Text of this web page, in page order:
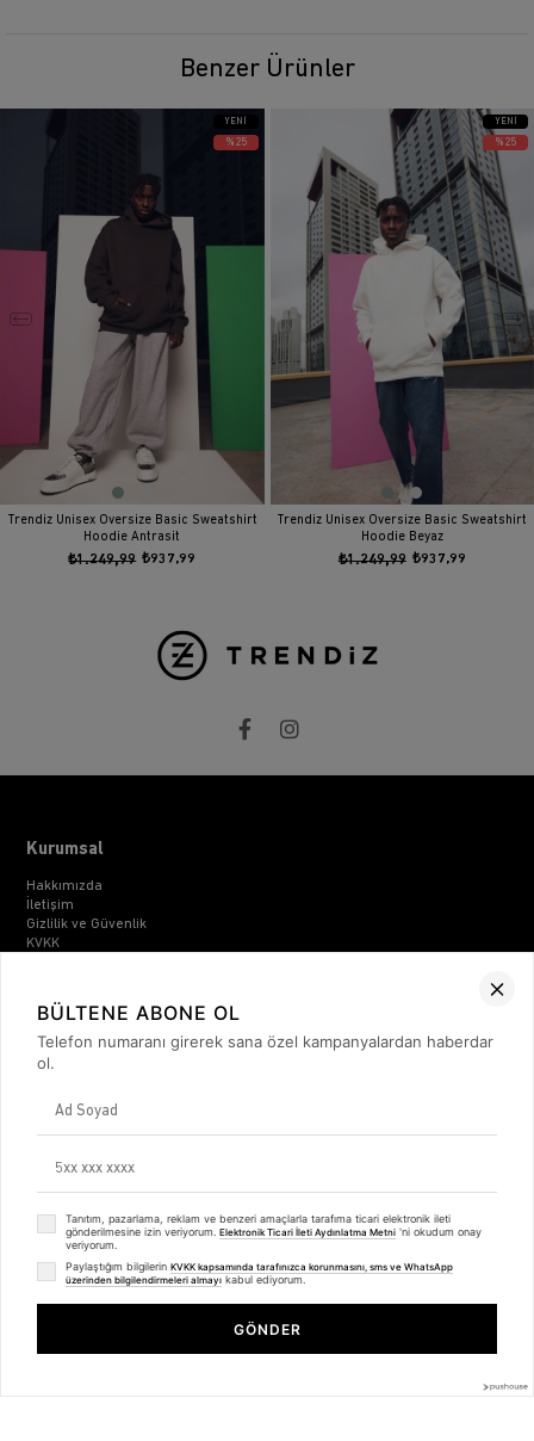
Benzer Ürünler
Trendiz Unisex Oversize Basic Sweatshirt
Hoodie Antrasit
₺937,99
₺1.249,99
YENI
ÜRÜN
%25
Trendiz Unisex Oversize Basic Sweatshirt
Hoodie Beyaz
₺937,99
₺1.249,99
YENI
ÜRÜN
%25
Kurumsal
Hakkımızda
İletişim
Gizlilik ve Güvenlik
KVKK
Müşteri İlişkileri
Üyelik
Müşteri Destek
Whatsapp Müşteri Destek
Üyelik Sözleşmesi
Ön Bilgilendirme Formu
Kargo Takip
Kategoriler
Unisex
Kadın
BİZDEN HABERLER
BÜLTENE ABONE OL
Telefon numaranı girerek sana özel kampanyalardan haberdar
ol.
Tanıtım, pazarlama, reklam ve benzeri amaçlarla tarafıma ticari elektronik ileti
gönderilmesine izin veriyorum. Elektronik Ticari İleti Aydınlatma Metni 'ni okudum onay
veriyorum.
Paylaştığım bilgilerin KVKK kapsamında tarafınızca korunmasını, sms ve WhatsApp
üzerinden bilgilendirmeleri almayı kabul ediyorum.
GÖNDER